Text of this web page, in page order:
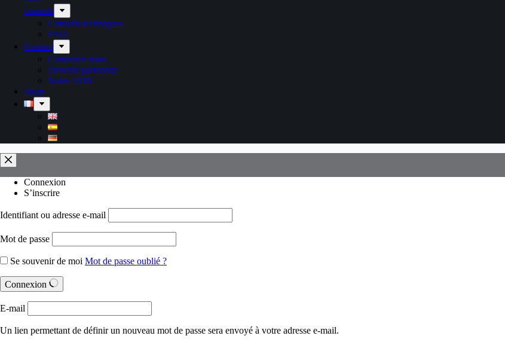
conseils
Conseils techniques
FAQ
Contact
Contactez nous
Devenir partenaire
Notre ADN
Shop
Connexion
S’inscrire
Identifiant ou adresse e-mail
Mot de passe
Se souvenir de moi Mot de passe oublié ?
Connexion
E-mail
Un lien permettant de définir un nouveau mot de passe sera envoyé à votre adresse e-mail.